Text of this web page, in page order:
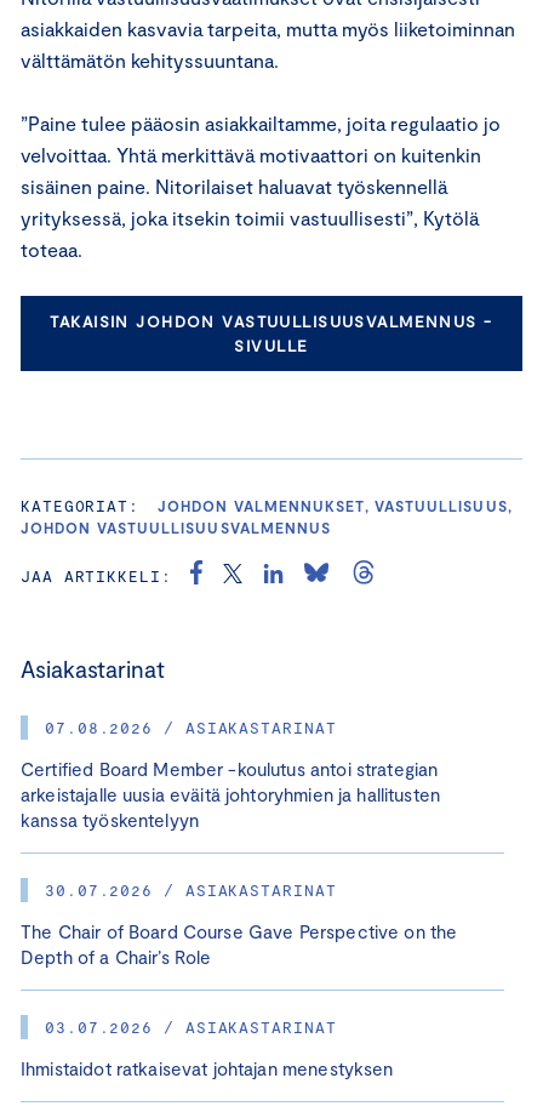
Asiakastarinat
07.08.2026 / ASIAKASTARINAT
Certified Board Member -koulutus antoi strategian
arkeistajalle uusia eväitä johtoryhmien ja hallitusten
kanssa työskentelyyn
30.07.2026 / ASIAKASTARINAT
The Chair of Board Course Gave Perspective on the
Depth of a Chair’s Role
03.07.2026 / ASIAKASTARINAT
Ihmistaidot ratkaisevat johtajan menestyksen
asiakkaiden kasvavia tarpeita, mutta myös liiketoiminnan
välttämätön kehityssuuntana.
”Paine tulee pääosin asiakkailtamme, joita regulaatio jo
velvoittaa. Yhtä merkittävä motivaattori on kuitenkin
sisäinen paine. Nitorilaiset haluavat työskennellä
yrityksessä, joka itsekin toimii vastuullisesti”, Kytölä
toteaa.
TAKAISIN JOHDON VASTUULLISUUSVALMENNUS -
SIVULLE
KATEGORIAT:
JOHDON VALMENNUKSET, VASTUULLISUUS,
JOHDON VASTUULLISUUSVALMENNUS
JAA ARTIKKELI: